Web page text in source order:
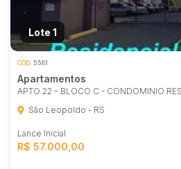
Lote 1
COD. 5581
Apartamentos
APTO 22 – BLOCO C - CONDOMINIO
São Leopoldo - RS
Lance Inicial
R$ 57.000,00